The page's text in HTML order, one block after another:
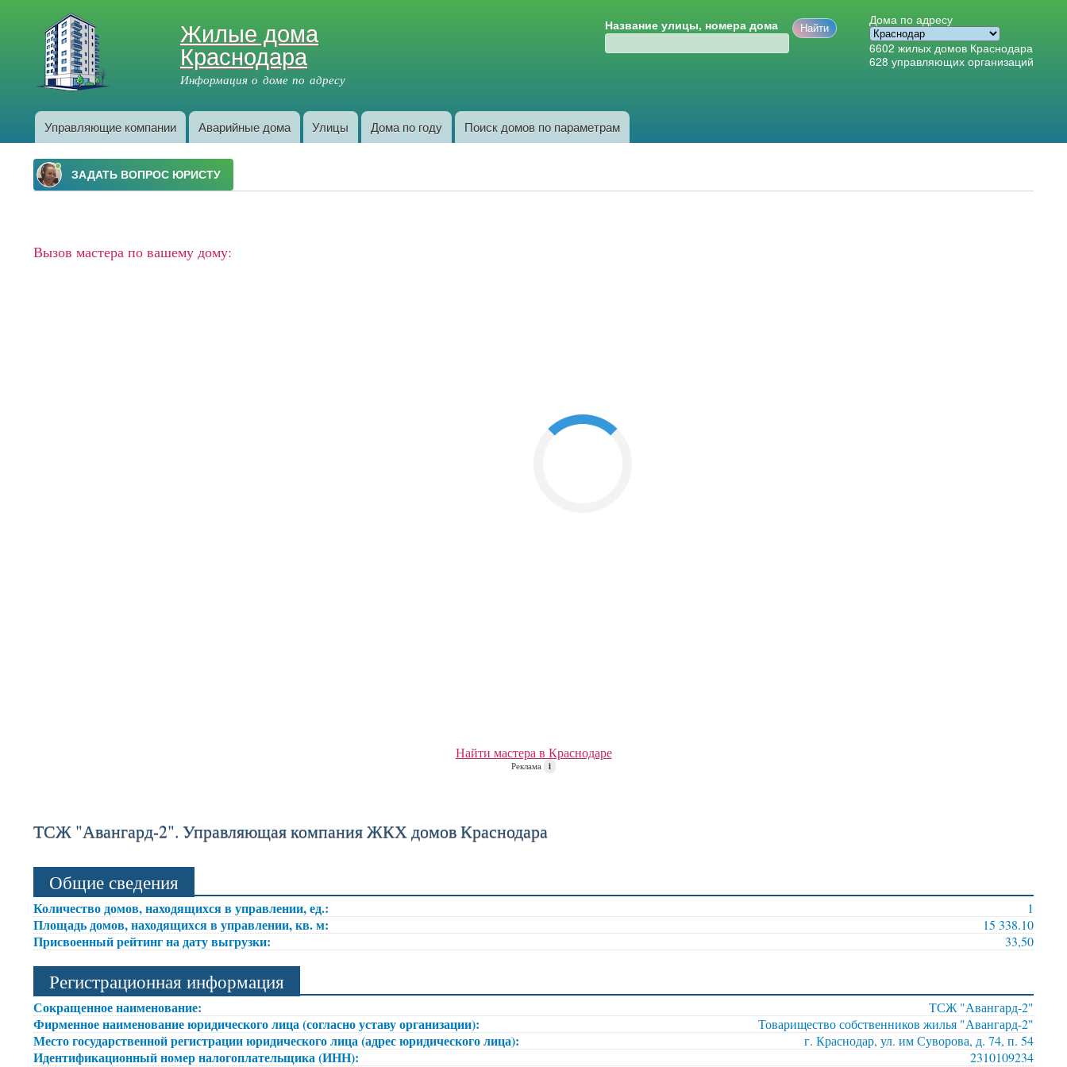
Жилые дома
Краснодара
Информация о доме по адресу
Название улицы, номера дома
Дома по адресу
6602 жилых домов Краснодара
628 управляющих организаций
Главное меню
Управляющие компании Аварийные дома Улицы Дома по году Поиск домов по параметрам
Вызов мастера по вашему дому:
Найти мастера в Краснодаре
Реклама i
ТСЖ "Авангард-2". Управляющая компания ЖКХ домов Краснодара
Общие сведения
Количество домов, находящихся в управлении, ед.: 1
Площадь домов, находящихся в управлении, кв. м: 15 338.10
Присвоенный рейтинг на дату выгрузки: 33,50
Регистрационная информация
Сокращенное наименование: ТСЖ "Авангард-2"
Фирменное наименование юридического лица (согласно уставу организации): Товарищество собственников жилья "Авангард-2"
Место государственной регистрации юридического лица (адрес юридического лица): г. Краснодар, ул. им Суворова, д. 74, п. 54
Идентификационный номер налогоплательщика (ИНН): 2310109234